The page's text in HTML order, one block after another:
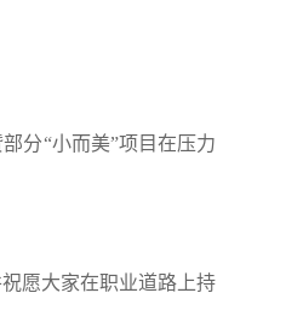
分“小而美”项目在压力
愿大家在职业道路上持